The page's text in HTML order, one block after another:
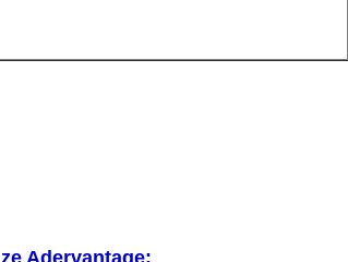
Adervantage: